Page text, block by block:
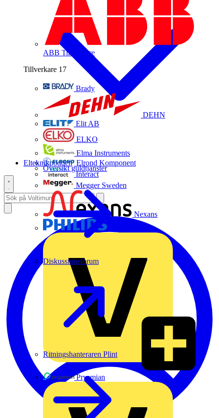
ABB Tillverkare
Tillverkare 17
Brady
DEHN
Elit AB
ELKO
Elma Instruments
Elrond Komponent
Interact
Megger Sweden
Nexans
Prysmian
Översikt guldtjänster
Diskussionsforum
Ritningshanteraren Plint
Elteknikpodden